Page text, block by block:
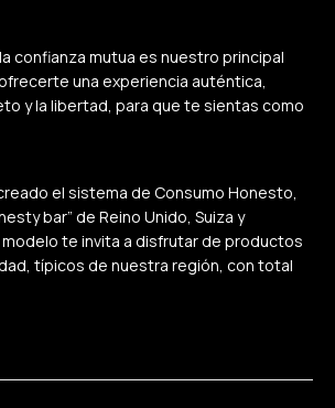
confianza mutua es nuestro principal
una experiencia auténtica,
y la libertad, para que te sientas como
el sistema de Consumo Honesto,
bar” de Reino Unido, Suiza y
modelo te invita a disfrutar de productos
típicos de nuestra región, con total